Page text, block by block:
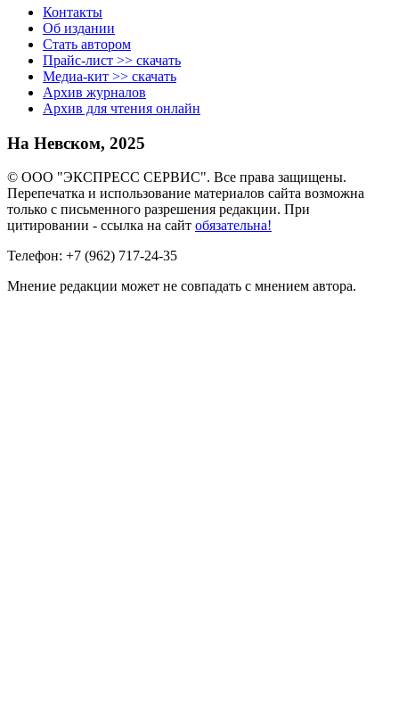
Контакты
Об издании
Стать автором
Прайс-лист >> скачать
Медиа-кит >> скачать
Архив журналов
Архив для чтения онлайн
На Невском, 2025
© ООО "ЭКСПРЕСС СЕРВИС". Все права защищены.
Перепечатка и использование материалов сайта возможна
только с письменного разрешения редакции. При
цитировании - ссылка на сайт обязательна!
Телефон: +7 (962) 717-24-35
Мнение редакции может не совпадать с мнением автора.